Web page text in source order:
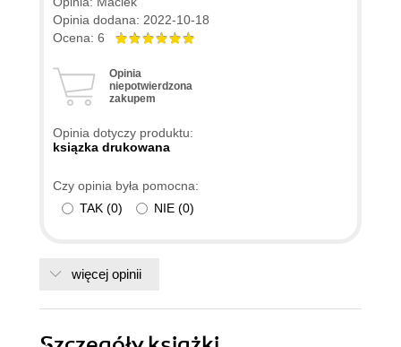
Opinia dodana: 2022-10-18
Ocena: 6
Opinia
niepotwierdzona
zakupem
Opinia dotyczy produktu:
ksiązka drukowana
Czy opinia była pomocna:
TAK (0) NIE (0)
więcej opinii